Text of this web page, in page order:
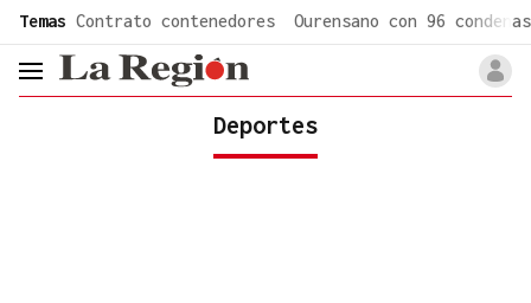
Temas Contrato contenedores Ourensano con 96 condenas
header.menu.open
Deportes